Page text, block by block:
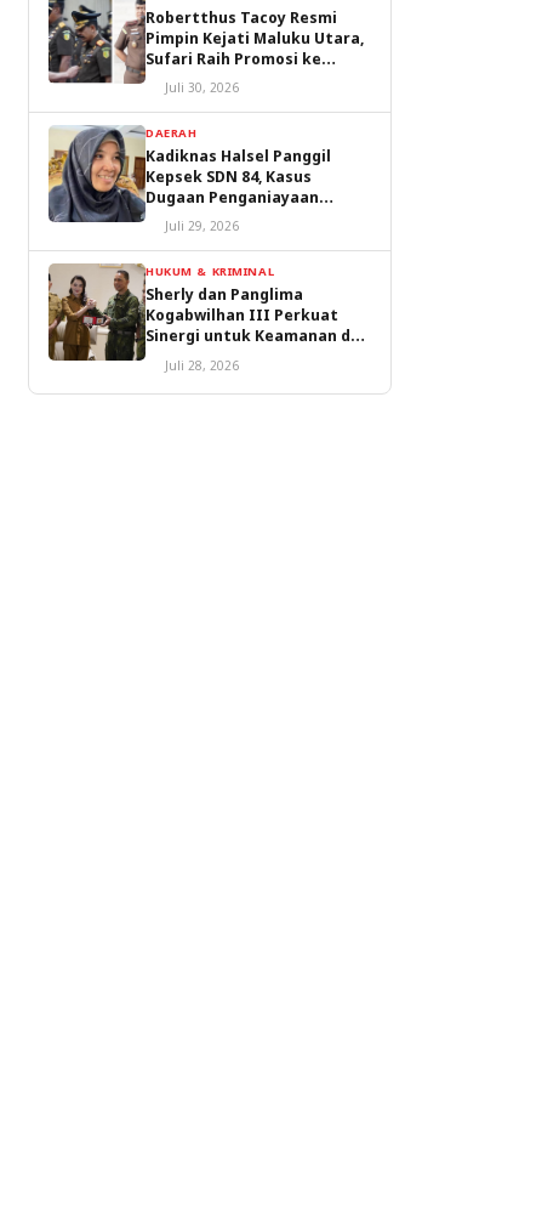
Robertthus Tacoy Resmi
Pimpin Kejati Maluku Utara,
Sufari Raih Promosi ke
Kejaksaan Agung
Juli 30, 2026
DAERAH
Kadiknas Halsel Panggil
Kepsek SDN 84, Kasus
Dugaan Penganiayaan
Diproses
Juli 29, 2026
HUKUM & KRIMINAL
Sherly dan Panglima
Kogabwilhan III Perkuat
Sinergi untuk Keamanan dan
Pembangunan Malut
Juli 28, 2026